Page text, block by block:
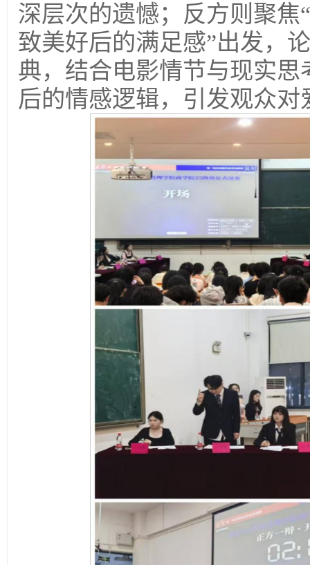
深层次的遗憾；反方则聚焦
致美好后的满足感”出发，
典，结合电影情节与现实
后的情感逻辑，引发观众